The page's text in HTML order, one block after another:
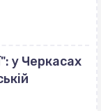
у Черкасах